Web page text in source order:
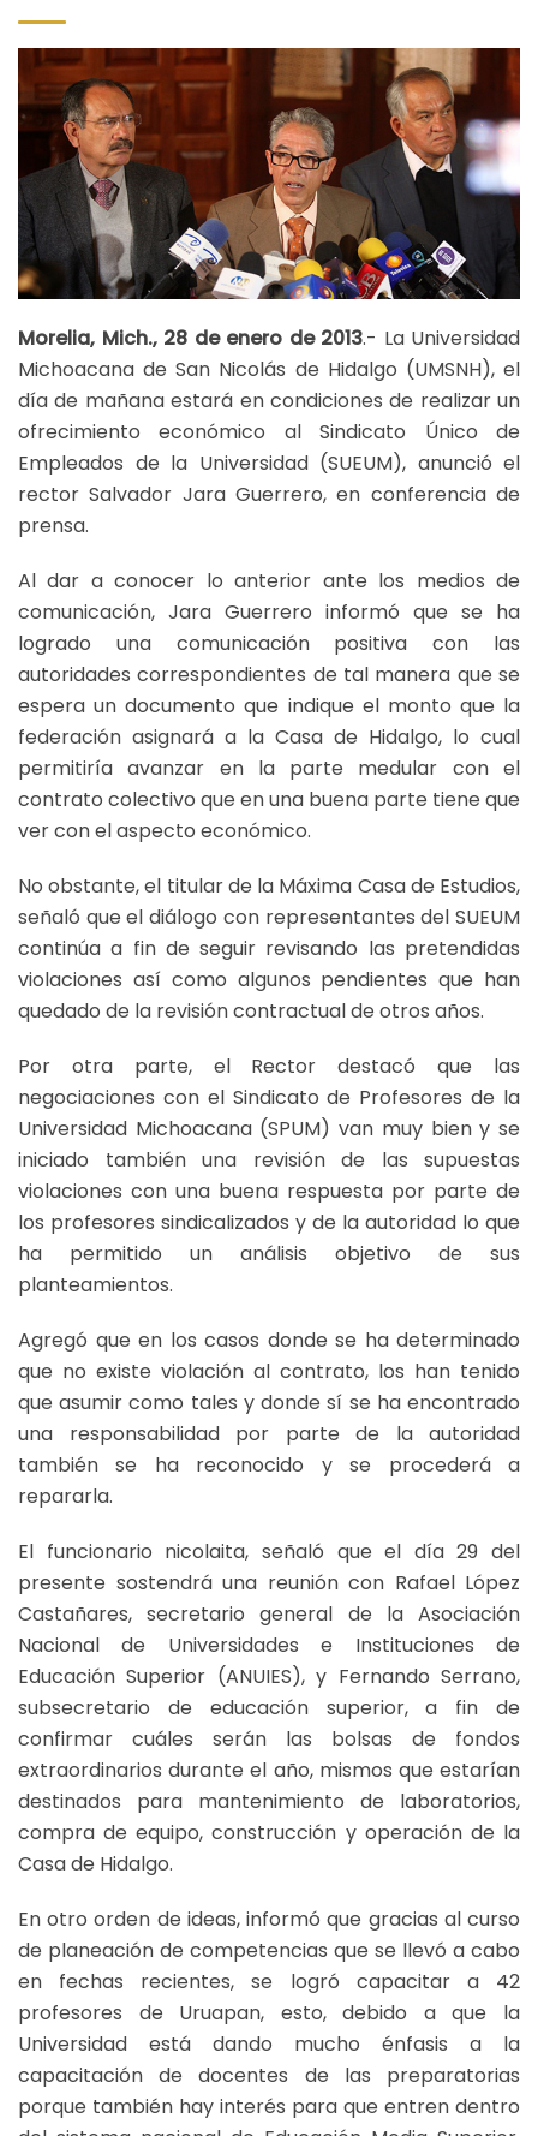
Morelia, Mich., 28 de enero de 2013.- La Universidad
Michoacana de San Nicolás de Hidalgo (UMSNH), el
día de mañana estará en condiciones de realizar un
ofrecimiento económico al Sindicato Único de
Empleados de la Universidad (SUEUM), anunció el
rector Salvador Jara Guerrero, en conferencia de
prensa.
Al dar a conocer lo anterior ante los medios de
comunicación, Jara Guerrero informó que se ha
logrado una comunicación positiva con las
autoridades correspondientes de tal manera que se
espera un documento que indique el monto que la
federación asignará a la Casa de Hidalgo, lo cual
permitiría avanzar en la parte medular con el
contrato colectivo que en una buena parte tiene que
ver con el aspecto económico.
No obstante, el titular de la Máxima Casa de Estudios,
señaló que el diálogo con representantes del SUEUM
continúa a fin de seguir revisando las pretendidas
violaciones así como algunos pendientes que han
quedado de la revisión contractual de otros años.
Por otra parte, el Rector destacó que las
negociaciones con el Sindicato de Profesores de la
Universidad Michoacana (SPUM) van muy bien y se
iniciado también una revisión de las supuestas
violaciones con una buena respuesta por parte de
los profesores sindicalizados y de la autoridad lo que
ha permitido un análisis objetivo de sus
planteamientos.
Agregó que en los casos donde se ha determinado
que no existe violación al contrato, los han tenido
que asumir como tales y donde sí se ha encontrado
una responsabilidad por parte de la autoridad
también se ha reconocido y se procederá a
repararla.
El funcionario nicolaita, señaló que el día 29 del
presente sostendrá una reunión con Rafael López
Castañares, secretario general de la Asociación
Nacional de Universidades e Instituciones de
Educación Superior (ANUIES), y Fernando Serrano,
subsecretario de educación superior, a fin de
confirmar cuáles serán las bolsas de fondos
extraordinarios durante el año, mismos que estarían
destinados para mantenimiento de laboratorios,
compra de equipo, construcción y operación de la
Casa de Hidalgo.
En otro orden de ideas, informó que gracias al curso
de planeación de competencias que se llevó a cabo
en fechas recientes, se logró capacitar a 42
profesores de Uruapan, esto, debido a que la
Universidad está dando mucho énfasis a la
capacitación de docentes de las preparatorias
porque también hay interés para que entren dentro